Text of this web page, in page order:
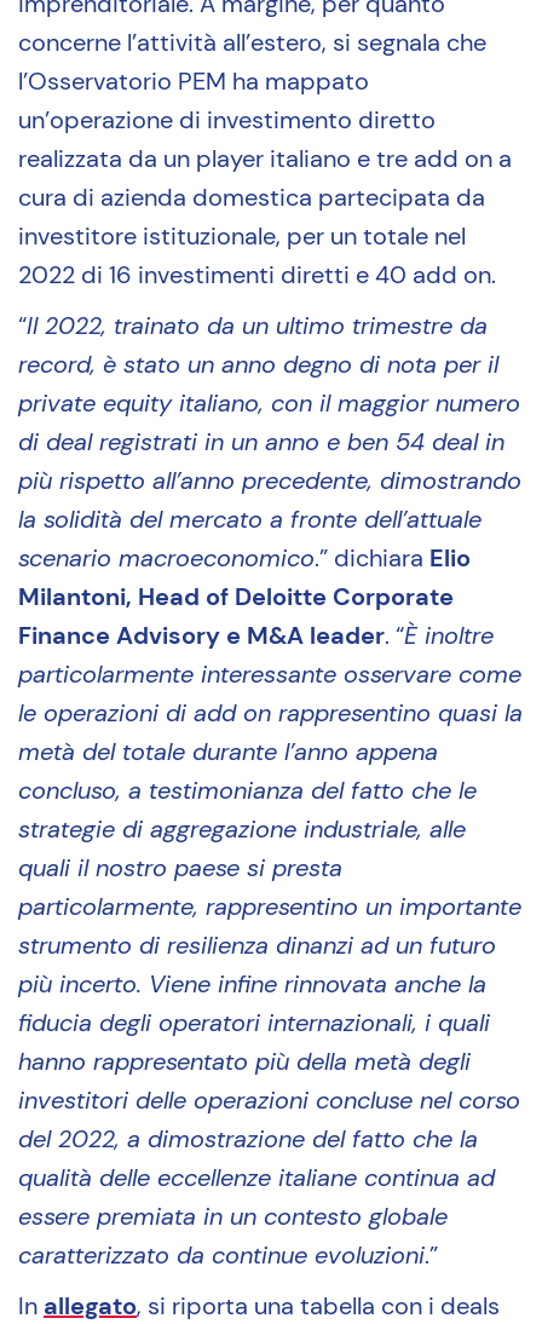
concerne l’attività all’estero, si segnala che
l’Osservatorio PEM ha mappato
un’operazione di investimento diretto
realizzata da un player italiano e tre add on a
cura di azienda domestica partecipata da
investitore istituzionale, per un totale nel
2022 di 16 investimenti diretti e 40 add on.
“Il 2022, trainato da un ultimo trimestre da
record, è stato un anno degno di nota per il
private equity italiano, con il maggior numero
di deal registrati in un anno e ben 54 deal in
più rispetto all’anno precedente, dimostrando
la solidità del mercato a fronte dell’attuale
scenario macroeconomico.” dichiara Elio
Milantoni, Head of Deloitte Corporate
Finance Advisory e M&A leader. “È inoltre
particolarmente interessante osservare come
le operazioni di add on rappresentino quasi la
metà del totale durante l’anno appena
concluso, a testimonianza del fatto che le
strategie di aggregazione industriale, alle
quali il nostro paese si presta
particolarmente, rappresentino un importante
strumento di resilienza dinanzi ad un futuro
più incerto. Viene infine rinnovata anche la
fiducia degli operatori internazionali, i quali
hanno rappresentato più della metà degli
investitori delle operazioni concluse nel corso
del 2022, a dimostrazione del fatto che la
qualità delle eccellenze italiane continua ad
essere premiata in un contesto globale
caratterizzato da continue evoluzioni.”
In allegato, si riporta una tabella con i deals